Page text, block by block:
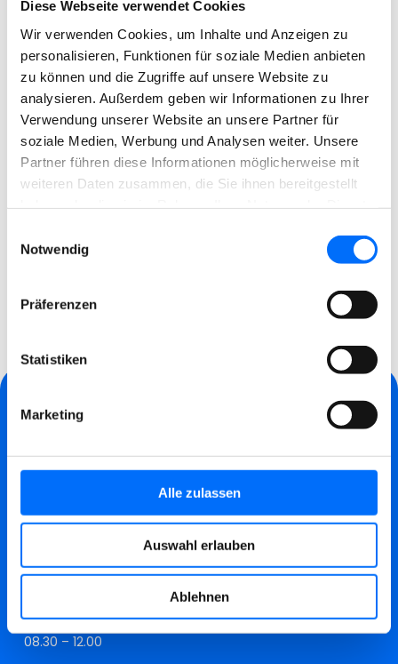
Diese Webseite verwendet Cookies
Wir verwenden Cookies, um Inhalte und Anzeigen zu
personalisieren, Funktionen für soziale Medien anbieten
zu können und die Zugriffe auf unsere Website zu
analysieren. Außerdem geben wir Informationen zu Ihrer
Verwendung unserer Website an unsere Partner für
soziale Medien, Werbung und Analysen weiter. Unsere
Partner führen diese Informationen möglicherweise mit
weiteren Daten zusammen, die Sie ihnen bereitgestellt
Notwendig
Präferenzen
Statistiken
Marketing
Alle zulassen
Auswahl erlauben
Ablehnen
Sehr geehrter Kunde, wir machen
darauf aufmerksam, dass die
nächste mobile Sammlung von
gefährlichen Hausabfällen…
HAUPTSITZ
L.-Zuegg-Str. 28/A
A.-Brogliati-Str. 12
Einfahrt für Fahrzeuge
08.30 – 12.00 und 15.00 – 17.00
DI,MI, DO, FR:
08.30 – 12.00